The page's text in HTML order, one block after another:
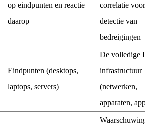
op eindpunten en reactie
daarop
correlatie voor
detectie van
bedreigingen
Eindpunten (desktops,
laptops, servers)
De volledige
infrastructuur
(netwerken,
apparaten,